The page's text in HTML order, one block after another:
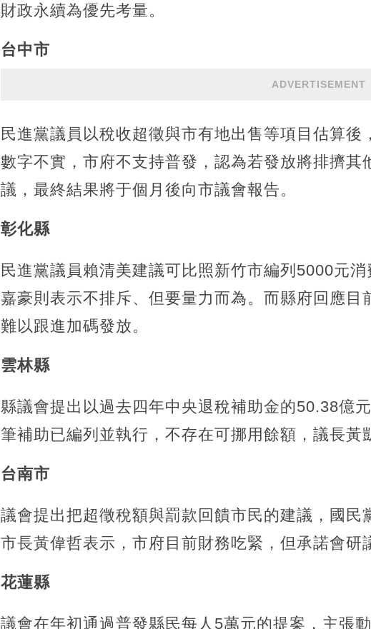
財政永續為優先考量。
台中市
ADVERTISEMENT
民進黨議員以稅收超徵與市有地出售等項目估算
數字不實，市府不支持普發，認為若發放將排擠
議，最終結果將于個月後向市議會報告。
彰化縣
民進黨議員賴清美建議可比照新竹市編列5000元
嘉豪則表示不排斥、但要量力而為。而縣府回應目
難以跟進加碼發放。
雲林縣
縣議會提出以過去四年中央退稅補助金的50.38億
筆補助已編列並執行，不存在可挪用餘額，議長黃
台南市
議會提出把超徵稅額與罰款回饋市民的建議，國民
市長黃偉哲表示，市府目前財務吃緊，但承諾會研
花蓮縣
議會在年初通過普發縣民每人5萬元的提案，主張